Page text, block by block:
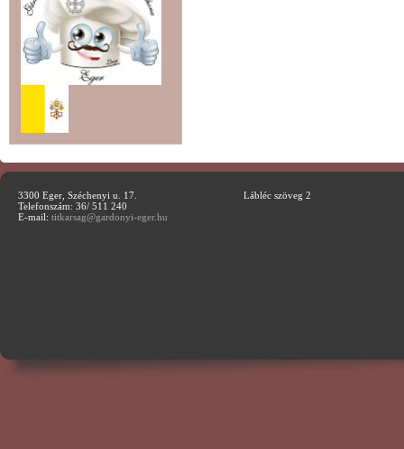
3300 Eger, Széchenyi u. 17.
Telefonszám: 36/ 511 240
E-mail: titkarsag@gardonyi-eger.hu
Lábléc szöveg 2